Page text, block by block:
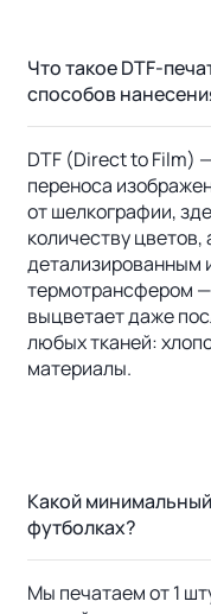
Что такое DTF-
способов
DTF (Direct to Film)
переноса
от шелкографии,
количеству цветов,
детализированным
термотрансфером —
выцветает даже
любых тканей:
материалы.
Какой
футболках?
Мы печатаем от 1